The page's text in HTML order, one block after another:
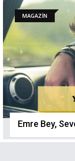
MAGAZİN
Emre Bey,